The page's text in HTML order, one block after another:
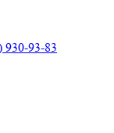
930-93-83